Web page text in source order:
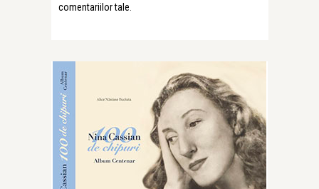
comentariilor tale